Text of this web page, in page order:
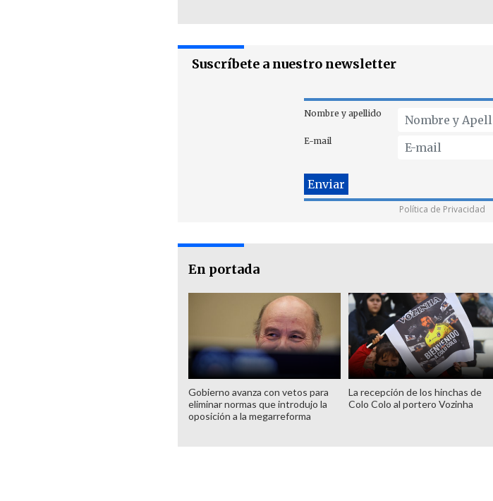
Suscríbete a nuestro newsletter
Nombre y apellido
E-mail
Política de Privacidad
En portada
Gobierno avanza con vetos para
eliminar normas que introdujo la
oposición a la megarreforma
La recepción de los hinchas de
Colo Colo al portero Vozinha